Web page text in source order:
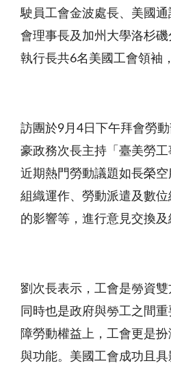
駛員工會金波處長、美國
會理事長及加州大學洛杉
執行長共6名美國工會領袖
訪團於9月 4 日下午拜會勞
豪政務次長主持「臺美勞
近期熱門勞動議題如長榮
組織運作、勞動派遣及數
的影響等，進行意見交換及
劉次長表示，工會是勞資雙
同時也是政府與勞工之間
障勞動權益上，工會更是
與功能。美國工會成功且具